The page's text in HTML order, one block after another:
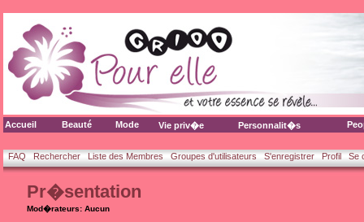
Accueil Beauté Mode Vie priv�e Personnalit�s
FAQ Rechercher Liste des Membres Groupes d'utilisateurs S'enregistrer Profil Se
Pr�sentation
Mod�rateurs: Aucun